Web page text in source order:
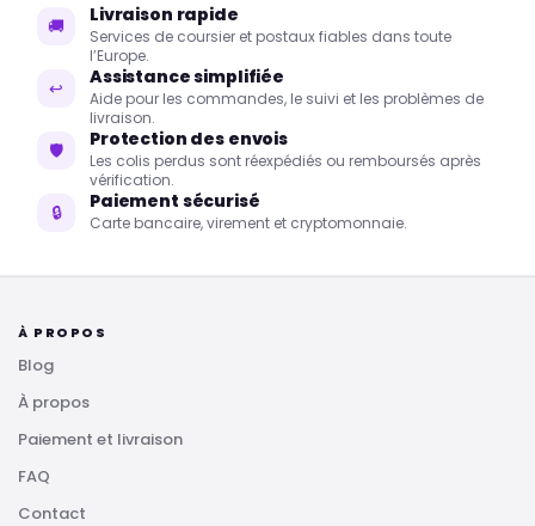
🚚 Livraison rapide
Services de coursier et postaux fiables dans toute
l’Europe.
↩ Assistance simplifiée
Aide pour les commandes, le suivi et les problèmes de
livraison.
🛡 Protection des envois
Les colis perdus sont réexpédiés ou remboursés après
vérification.
🔒 Paiement sécurisé
Carte bancaire, virement et cryptomonnaie.
À PROPOS
Blog
À propos
Paiement et livraison
FAQ
Contact